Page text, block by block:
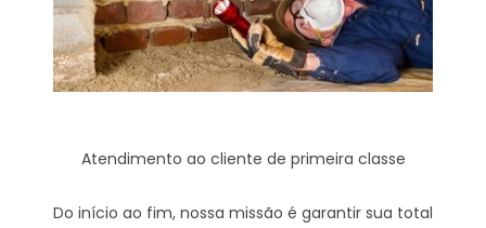
Atendimento ao cliente de primeira classe
Do início ao fim, nossa missão é garantir sua total